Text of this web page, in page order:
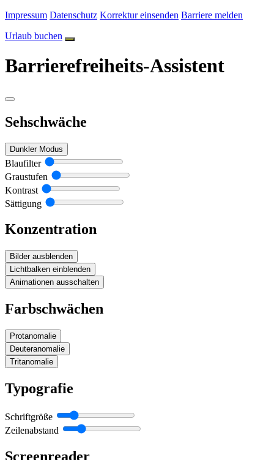
Impressum Datenschutz Korrektur einsenden Barriere melden
Urlaub buchen
Barrierefreiheits-Assistent
Sehschwäche
Dunkler Modus
Blaufilter
Graustufen
Kontrast
Sättigung
Konzentration
Bilder ausblenden
Lichtbalken einblenden
Animationen ausschalten
Farbschwächen
Protanomalie
Deuteranomalie
Tritanomalie
Typografie
Schriftgröße
Zeilenabstand
Screenreader